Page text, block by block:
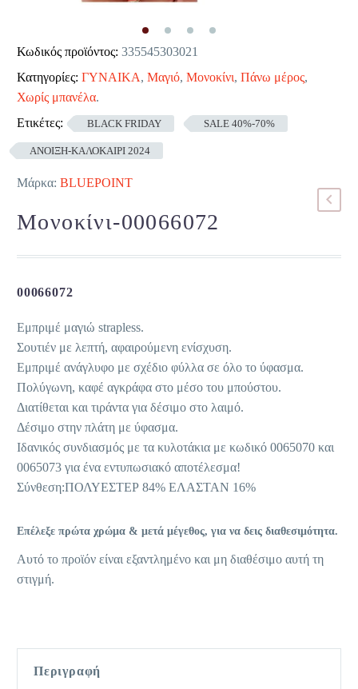
Κωδικός προϊόντος: 335545303021
Κατηγορίες: ΓΥΝΑΙΚΑ, Μαγιό, Μονοκίνι, Πάνω μέρος,
Χωρίς μπανέλα.
Ετικέτες:
BLACK FRIDAY SALE 40%-70%
ΑΝΟΙΞΗ-ΚΑΛΟΚΑΙΡΙ 2024
Μάρκα: BLUEPOINT
Μονοκίνι-00066072
00066072
Εμπριμέ μαγιώ strapless.
Σουτιέν με λεπτή, αφαιρούμενη ενίσχυση.
Εμπριμέ ανάγλυφο με σχέδιο φύλλα σε όλο το ύφασμα.
Πολύγωνη, καφέ αγκράφα στο μέσο του μπούστου.
Διατίθεται και τιράντα για δέσιμο στο λαιμό.
Δέσιμο στην πλάτη με ύφασμα.
Ιδανικός συνδιασμός με τα κυλοτάκια με κωδικό 0065070 και
0065073 για ένα εντυπωσιακό αποτέλεσμα!
Σύνθεση:ΠΟΛΥΕΣΤΕΡ 84% ΕΛΑΣΤΑΝ 16%
Επέλεξε πρώτα χρώμα & μετά μέγεθος, για να δεις διαθεσιμότητα.
Αυτό το προϊόν είναι εξαντλημένο και μη διαθέσιμο αυτή τη
στιγμή.
Περιγραφή